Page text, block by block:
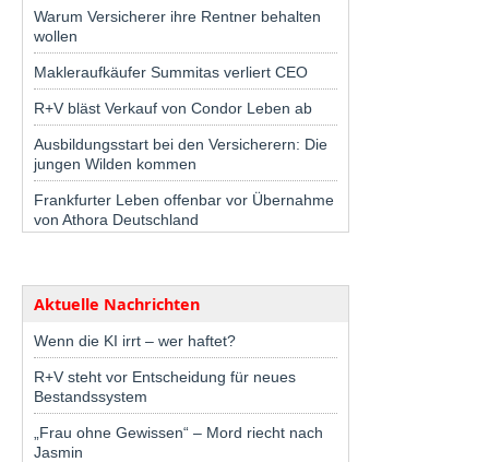
Warum Versicherer ihre Rentner behalten
wollen
Makleraufkäufer Summitas verliert CEO
R+V bläst Verkauf von Condor Leben ab
Ausbildungsstart bei den Versicherern: Die
jungen Wilden kommen
Frankfurter Leben offenbar vor Übernahme
von Athora Deutschland
Aktuelle Nachrichten
Wenn die KI irrt – wer haftet?
R+V steht vor Entscheidung für neues
Bestandssystem
„Frau ohne Gewissen“ – Mord riecht nach
Jasmin